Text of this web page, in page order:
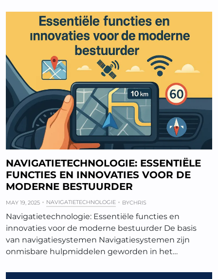
NAVIGATIETECHNOLOGIE: ESSENTIËLE
FUNCTIES EN INNOVATIES VOOR DE
MODERNE BESTUURDER
MAY 19, 2025 NAVIGATIETECHNOLOGIE BYCHRIS
Navigatietechnologie: Essentiële functies en
innovaties voor de moderne bestuurder De basis
van navigatiesystemen Navigatiesystemen zijn
onmisbare hulpmiddelen geworden in het…